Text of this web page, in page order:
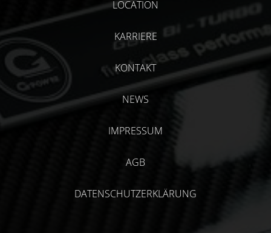
LOCATION
KARRIERE
KONTAKT
NEWS
IMPRESSUM
AGB
DATENSCHUTZERKLÄRUNG